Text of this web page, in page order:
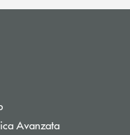
Avanzata